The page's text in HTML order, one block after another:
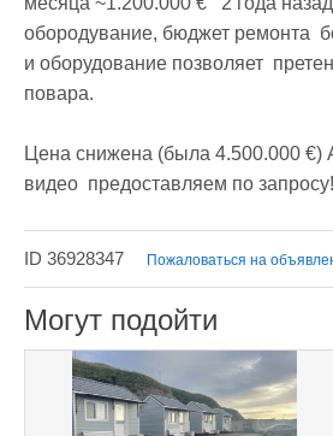
обородувание, бюджет ремонта
и оборудование позволяет
повара.
Цена снижена (была 4.500.000 €)
видео  предоставляем по запросу!
ID 36928347 Пожаловаться на
Могут подойти